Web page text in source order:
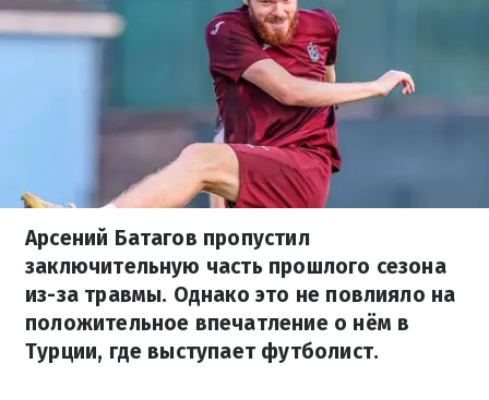
Арсений Батагов пропустил
заключительную часть прошлого сезона
из-за травмы. Однако это не повлияло на
положительное впечатление о нём в
Турции, где выступает футболист.